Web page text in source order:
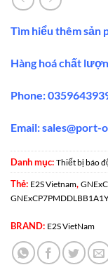
Tìm hiểu thêm sản
Hàng hoá chất
Phone:
Email:sales@port-
Danh mục: Thiết bị báo
Thẻ: E2S Vietnam,
BRAND: E2S VietNam